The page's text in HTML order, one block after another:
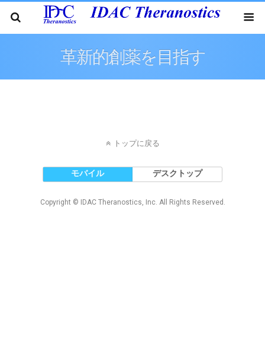
革新的創薬を目指す
トップに戻る
モバイル デスクトップ
Copyright © IDAC Theranostics, Inc. All Rights Reserved.